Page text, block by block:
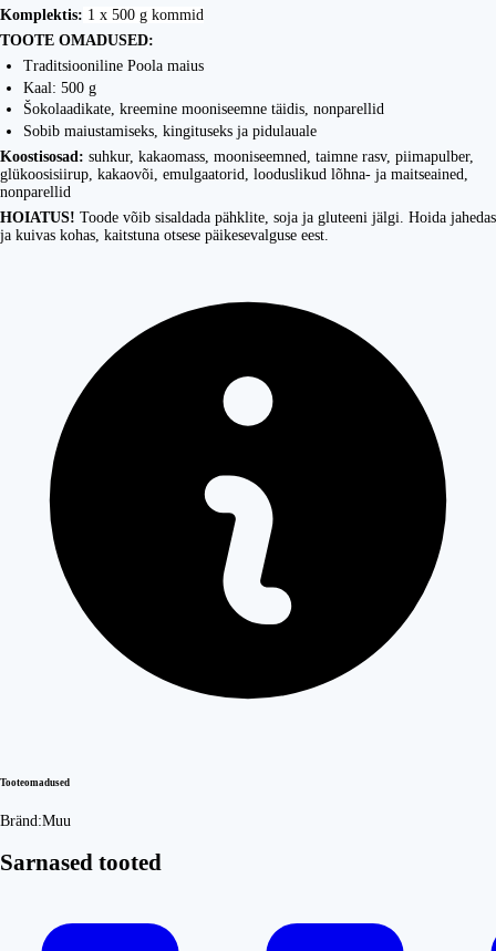
Komplektis: 1 x 500 g kommid
TOOTE OMADUSED:
Traditsiooniline Poola maius
Kaal: 500 g
Šokolaadikate, kreemine mooniseemne täidis, nonparellid
Sobib maiustamiseks, kingituseks ja pidulauale
Koostisosad: suhkur, kakaomass, mooniseemned, taimne rasv, piimapulber,
glükoosisiirup, kakaovõi, emulgaatorid, looduslikud lõhna- ja maitseained,
nonparellid
HOIATUS! Toode võib sisaldada pähklite, soja ja gluteeni jälgi. Hoida jahedas
ja kuivas kohas, kaitstuna otsese päikesevalguse eest.
Tooteomadused
Bränd:Muu
Sarnased tooted